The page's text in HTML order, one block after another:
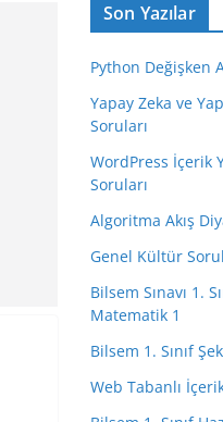
Son Yazılar
Python Değişken
Yapay Zeka ve
Soruları
WordPress İçerik
Soruları
Algoritma Akış
Genel Kültür
Bilsem Sınavı 1.
Matematik 1
Bilsem 1. Sınıf
Web Tabanlı